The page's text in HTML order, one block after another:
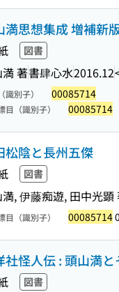
満思想集成 増補新
図書
著書肆心水2016.12
識別子） 00085714
目（識別子） 00085714
松陰と長州五傑
図書
, 伊藤痴遊, 田中光顕
目（識別子） 00085714
社怪人伝 : 頭山満
図書